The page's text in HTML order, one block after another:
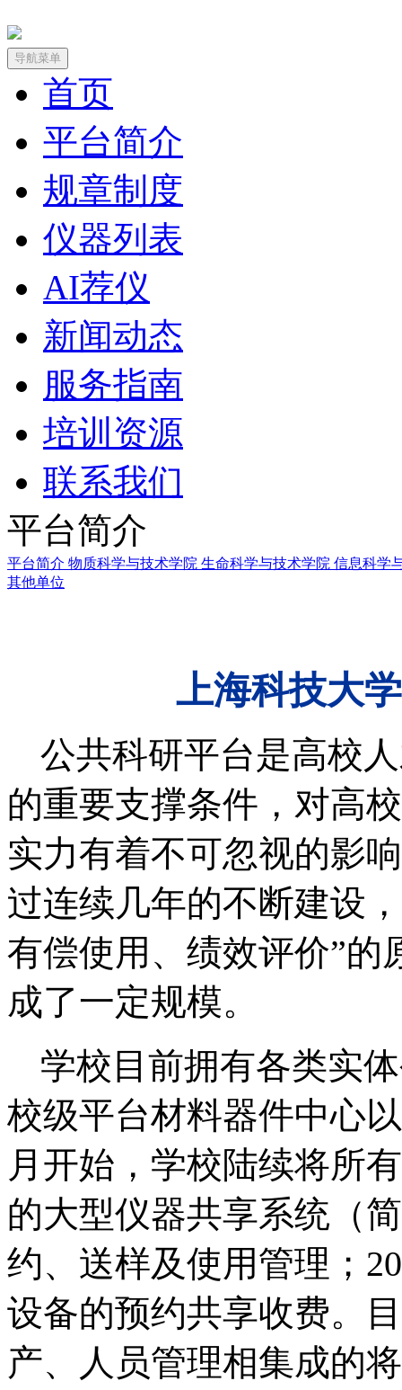
导航菜单
首页
平台简介
规章制度
仪器列表
AI荐仪
新闻动态
服务指南
培训资源
联系我们
平台简介
平台简介 物质科学与技术学院 生命科学与技术学院 信息科学
其他单位
上海科技大
公共科研平台是高校
的重要支撑条件，对高
实力有着不可忽视的影
过连续几年的不断建设
有偿使用、绩效评价”的
成了一定规模。
学校目前拥有各类实
校级平台材料器件中心
月开始，学校陆续将所
的大型仪器共享系统（
约、送样及使用管理；
设备的预约共享收费。
产、人员管理相集成的